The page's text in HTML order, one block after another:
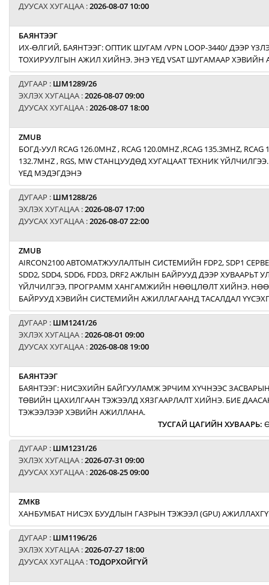
ДУУСАХ ХУГАЦАА :2026-08-07 10:00
БАЯНТЭЭГ
ИХ-ӨЛГИЙ, БАЯНТЭЭГ: ОПТИК ШУГАМ /VPN LOOP-3440/ ДЭЭР
ТОХИРУУЛГЫН АЖИЛ ХИЙНЭ. ЭНЭ ҮЕД VSAT ШУГАМААР ХЭВИЙН
ДУГААР : ШМ1289/26
ЭХЛЭХ ХУГАЦАА :2026-08-07 09:00
ДУУСАХ ХУГАЦАА :2026-08-07 18:00
ZMUB
БОГД-УУЛ RCAG 126.0MHZ , RCAG 120.0MHZ ,RCAG 135.3MHZ, RCAG
132.7MHZ , RGS, MW СТАНЦУУДӨД ХУГАЦААТ ТЕХНИК
ҮЕД МЭДЭГДЭНЭ
ДУГААР : ШМ1288/26
ЭХЛЭХ ХУГАЦАА :2026-08-07 17:00
ДУУСАХ ХУГАЦАА :2026-08-07 22:00
ZMUB
AIRCON2100 АВТОМАТЖУУЛАЛТЫН СИСТЕМИЙН FDP2, SDP1
SDD2, SDD4, SDD6, FDD3, DRF2 АЖЛЫН БАЙРУУД ДЭЭР
ҮЙЛЧИЛГЭЭ, ПРОГРАММ ХАНГАМЖИЙН НӨӨЦЛӨЛТ ХИЙНЭ.
БАЙРУУД ХЭВИЙН СИСТЕМИЙН АЖИЛЛАГААНД ТАСАЛДАЛ
ДУГААР : ШМ1241/26
ЭХЛЭХ ХУГАЦАА :2026-08-01 09:00
ДУУСАХ ХУГАЦАА :2026-08-08 19:00
БАЯНТЭЭГ
БАЯНТЭЭГ: НИСЭХИЙН БАЙГУУЛАМЖ ЭРЧИМ ХҮЧНЭЭС
ТӨВИЙН ЦАХИЛГААН ТЭЖЭЭЛД ХЯЗГААРЛАЛТ ХИЙНЭ. БИЕ
ТЭЖЭЭЛЭЭР ХЭВИЙН АЖИЛЛАНА.
ТУСГАЙ ЦАГИЙН ХУВААРЬ:
ДУГААР : ШМ1231/26
ЭХЛЭХ ХУГАЦАА :2026-07-31 09:00
ДУУСАХ ХУГАЦАА :2026-08-25 09:00
ZMKB
ХАНБУМБАТ НИСЭХ БУУДЛЫН ГАЗРЫН ТЭЖЭЭЛ (GPU)
ДУГААР : ШМ1196/26
ЭХЛЭХ ХУГАЦАА :2026-07-27 18:00
ДУУСАХ ХУГАЦАА :ТОДОРХОЙГҮЙ